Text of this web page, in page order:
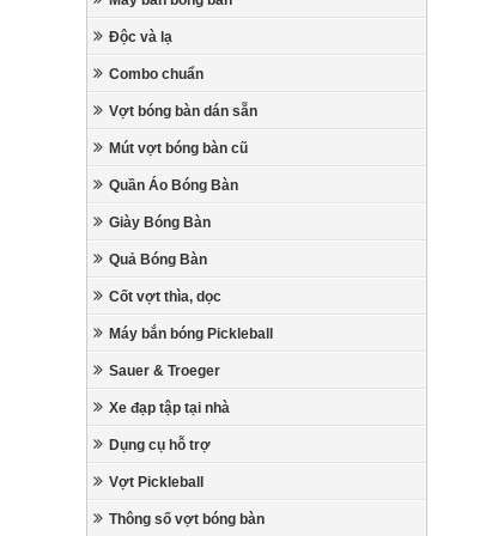
Độc và lạ
Combo chuẩn
Vợt bóng bàn dán sẵn
Mút vợt bóng bàn cũ
Quần Áo Bóng Bàn
Giày Bóng Bàn
Quả Bóng Bàn
Cốt vợt thìa, dọc
Máy bắn bóng Pickleball
Sauer & Troeger
Xe đạp tập tại nhà
Dụng cụ hỗ trợ
Vợt Pickleball
Thông số vợt bóng bàn